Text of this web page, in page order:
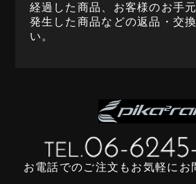
経過した商品、お客様のお手
発生した商品などの返品・交
い。
お電話でのご注文もお気軽にお